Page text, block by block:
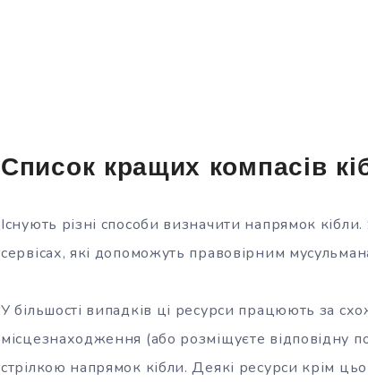
Список кращих компасів
Існують різні способи визначити напрямок
сервісах, які допоможуть правовірним
У більшості випадків ці ресурси працюють за
місцезнаходження (або розміщуєте відповідну
стрілкою напрямок кібли. Деякі ресурси крім